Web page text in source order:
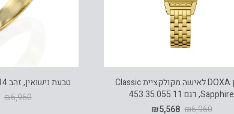
שעון DOXA לאישה מקולקציית Classic
Sapphire, דגם 453.35.055.11
₪6,960
₪5,568
טבעת נישואין, זהב 14 קרט, דגם R1499-3
₪6,960